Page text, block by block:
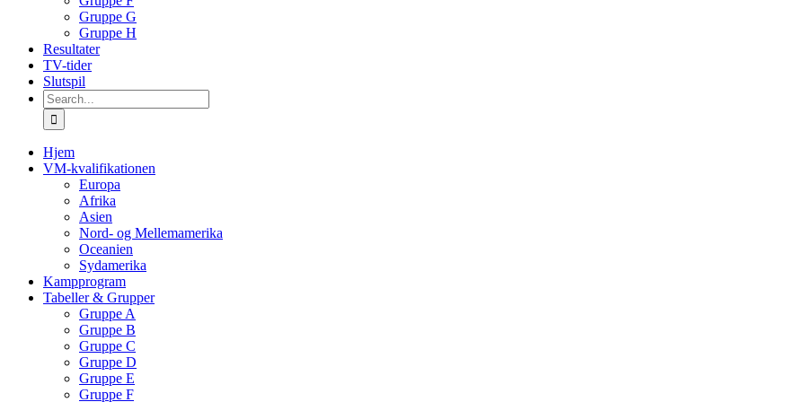
Gruppe G
Gruppe H
Resultater
TV-tider
Slutspil
Search
for:
Hjem
VM-kvalifikationen
Europa
Afrika
Asien
Nord- og Mellemamerika
Oceanien
Sydamerika
Kampprogram
Tabeller & Grupper
Gruppe A
Gruppe B
Gruppe C
Gruppe D
Gruppe E
Gruppe F